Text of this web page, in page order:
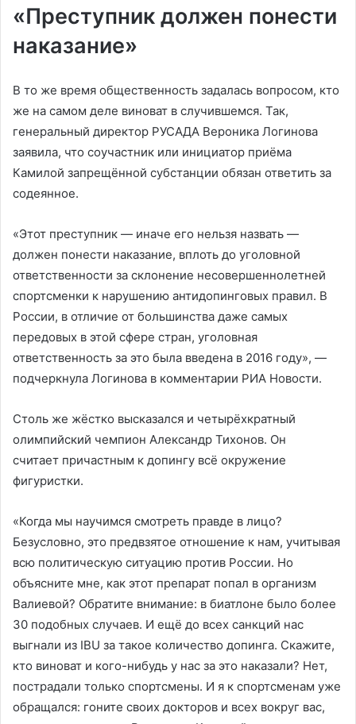
«Преступник должен понести
наказание»
В то же время общественность задалась вопросом, кто
же на самом деле виноват в случившемся. Так,
генеральный директор РУСАДА Вероника Логинова
заявила, что соучастник или инициатор приёма
Камилой запрещённой субстанции обязан ответить за
содеянное.
«Этот преступник — иначе его нельзя назвать —
должен понести наказание, вплоть до уголовной
ответственности за склонение несовершеннолетней
спортсменки к нарушению антидопинговых правил. В
России, в отличие от большинства даже самых
передовых в этой сфере стран, уголовная
ответственность за это была введена в 2016 году», —
подчеркнула Логинова в комментарии РИА Новости.
Столь же жёстко высказался и четырёхкратный
олимпийский чемпион Александр Тихонов. Он
считает причастным к допингу всё окружение
фигуристки.
«Когда мы научимся смотреть правде в лицо?
Безусловно, это предвзятое отношение к нам, учитывая
всю политическую ситуацию против России. Но
объясните мне, как этот препарат попал в организм
Валиевой? Обратите внимание: в биатлоне было более
30 подобных случаев. И ещё до всех санкций нас
выгнали из IBU за такое количество допинга. Скажите,
кто виноват и кого-нибудь у нас за это наказали? Нет,
пострадали только спортсмены. И я к спортсменам уже
обращался: гоните своих докторов и всех вокруг вас,